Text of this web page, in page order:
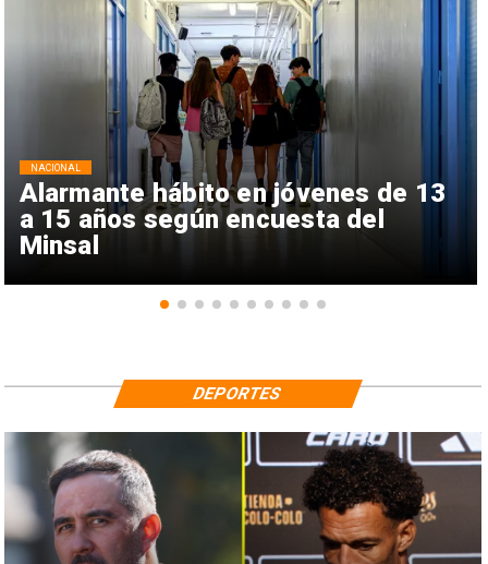
Alarmante hábito en jóvenes de 13
a 15 años según encuesta del
Minsal
NACIONAL
DEPORTES